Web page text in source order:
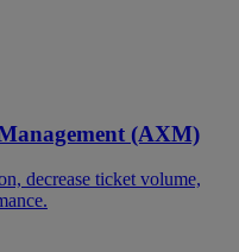
(AXM)
decrease ticket volume,